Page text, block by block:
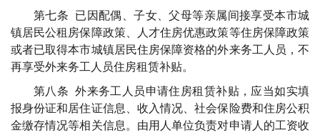
第七条 已因配偶、子女、父母等亲属间接享受本市城
镇居民公租房保障政策、人才住房优惠政策等住房保障政策
或者已取得本市城镇居民住房保障资格的外来务工人员，不
再享受外来务工人员住房租赁补贴。
第八条 外来务工人员申请住房租赁补贴，应当如实填
报身份证和居住证信息、收入情况、社会保险费和住房公积
金缴存情况等相关信息。由用人单位负责对申请人的工资收